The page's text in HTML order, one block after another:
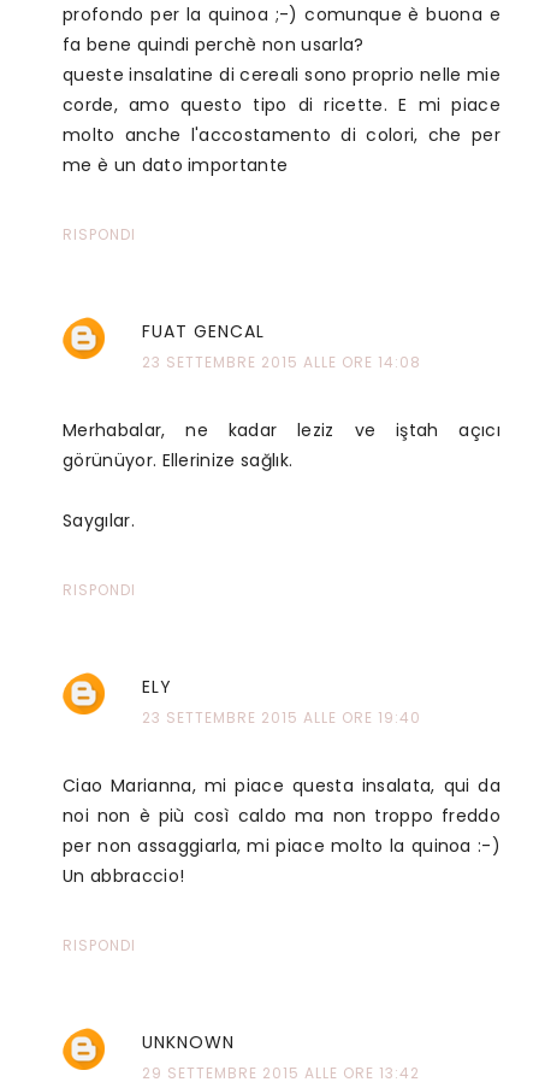
profondo per la quinoa ;-) comunque è buona e
fa bene quindi perchè non usarla?
queste insalatine di cereali sono proprio nelle mie
corde, amo questo tipo di ricette. E mi piace
molto anche l'accostamento di colori, che per
me è un dato importante
RISPONDI
FUAT GENCAL
23 SETTEMBRE 2015 ALLE ORE 14:08
Merhabalar, ne kadar leziz ve iştah açıcı
görünüyor. Ellerinize sağlık.
Saygılar.
RISPONDI
ELY
23 SETTEMBRE 2015 ALLE ORE 19:40
Ciao Marianna, mi piace questa insalata, qui da
noi non è più così caldo ma non troppo freddo
per non assaggiarla, mi piace molto la quinoa :-)
Un abbraccio!
RISPONDI
UNKNOWN
29 SETTEMBRE 2015 ALLE ORE 13:42